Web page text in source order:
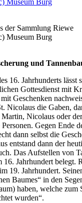
der Sammlung Riewe
Museum Burg
und
16. Jahrhunderts lässt
Gottesdienst mit
Geschenken
Nicolaus die Gaben,
Nicolaus oder
Gegen Ende
dann selbst die
entstand dann der
Das Aufstellen von
16. Jahrhundert belegt.
19. Jahrhundert.
Baumes“ in den
haben, welche zum
wurden“.